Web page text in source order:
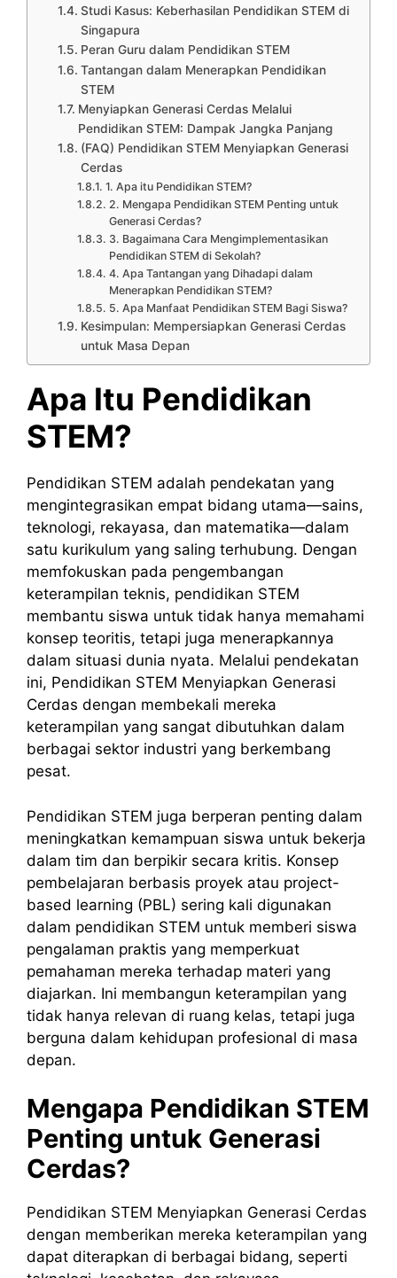
Studi Kasus: Keberhasilan Pendidikan STEM di
Singapura
Peran Guru dalam Pendidikan STEM
Tantangan dalam Menerapkan Pendidikan
STEM
Menyiapkan Generasi Cerdas Melalui
Pendidikan STEM: Dampak Jangka Panjang
(FAQ) Pendidikan STEM Menyiapkan Generasi
Cerdas
1. Apa itu Pendidikan STEM?
2. Mengapa Pendidikan STEM Penting untuk
Generasi Cerdas?
3. Bagaimana Cara Mengimplementasikan
Pendidikan STEM di Sekolah?
4. Apa Tantangan yang Dihadapi dalam
Menerapkan Pendidikan STEM?
5. Apa Manfaat Pendidikan STEM Bagi Siswa?
Kesimpulan: Mempersiapkan Generasi Cerdas
untuk Masa Depan
Apa Itu Pendidikan
STEM?
Pendidikan STEM adalah pendekatan yang
mengintegrasikan empat bidang utama—sains,
teknologi, rekayasa, dan matematika—dalam
satu kurikulum yang saling terhubung. Dengan
memfokuskan pada pengembangan
keterampilan teknis, pendidikan STEM
membantu siswa untuk tidak hanya memahami
konsep teoritis, tetapi juga menerapkannya
dalam situasi dunia nyata. Melalui pendekatan
ini, Pendidikan STEM Menyiapkan Generasi
Cerdas dengan membekali mereka
keterampilan yang sangat dibutuhkan dalam
berbagai sektor industri yang berkembang
pesat.
Pendidikan STEM juga berperan penting dalam
meningkatkan kemampuan siswa untuk bekerja
dalam tim dan berpikir secara kritis. Konsep
pembelajaran berbasis proyek atau project-
based learning (PBL) sering kali digunakan
dalam pendidikan STEM untuk memberi siswa
pengalaman praktis yang memperkuat
pemahaman mereka terhadap materi yang
diajarkan. Ini membangun keterampilan yang
tidak hanya relevan di ruang kelas, tetapi juga
berguna dalam kehidupan profesional di masa
depan.
Mengapa Pendidikan STEM
Penting untuk Generasi
Cerdas?
Pendidikan STEM Menyiapkan Generasi Cerdas
dengan memberikan mereka keterampilan yang
dapat diterapkan di berbagai bidang, seperti